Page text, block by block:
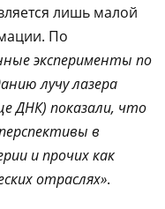
лишь малой
По
эксперименты по
лучу лазера
ДНК) показали, что
в
и прочих как
отраслях».